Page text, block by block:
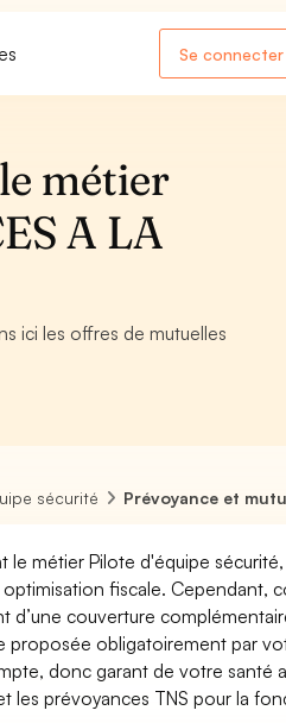
Se connecter
métier
A LA
ici les offres de mutuelles
sécurité Prévoyance et
le métier Pilote d'équipe
fiscale. Cependant,
couverture
proposée obligatoirement par
donc garant de votre santé
les prévoyances TNS pour la